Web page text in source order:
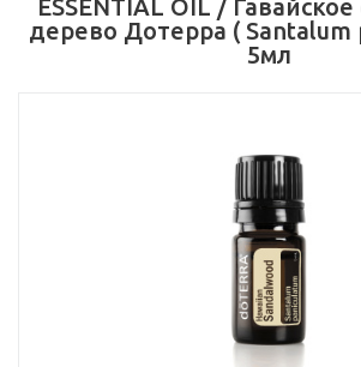
ESSENTIAL OIL /
дерево Дотерра ( Santalum
5мл